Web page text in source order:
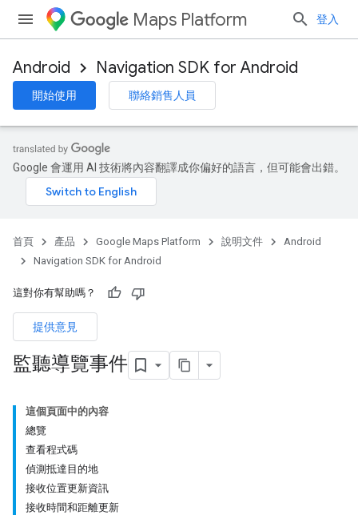
Maps Platform 登入
Android Navigation SDK for Android
開始使用 聯絡銷售人員
Google 會運用 AI 技術將內容翻譯成你偏好的語言，但可能會出錯。
首頁 產品 Google Maps Platform 說明文件
Android
Navigation SDK for Android
這對你有幫助嗎？
提供意見
監聽導覽事件
這個頁面中的內容
總覽
查看程式碼
偵測抵達目的地
接收位置更新資訊
接收時間和距離更新